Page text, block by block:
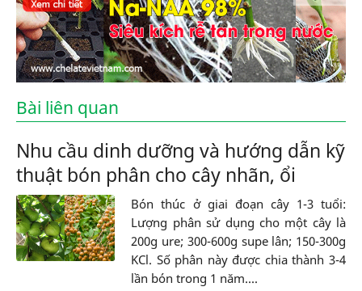
Bài liên quan
Nhu cầu dinh dưỡng và hướng dẫn kỹ
thuật bón phân cho cây nhãn, ổi
Bón thúc ở giai đoạn cây 1-3 tuổi:
Lượng phân sử dụng cho một cây là
200g ure; 300-600g supe lân; 150-300g
KCl. Số phân này được chia thành 3-4
lần bón trong 1 năm....